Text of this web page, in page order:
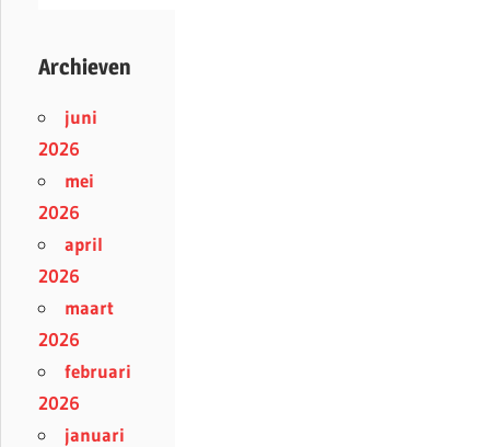
Archieven
juni
2026
mei
2026
april
2026
maart
2026
februari
2026
januari